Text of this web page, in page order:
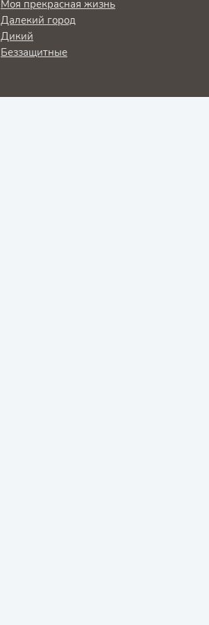
Моя прекрасная жизнь
Далекий город
Дикий
Беззащитные